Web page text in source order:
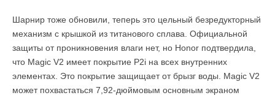
Шарнир тоже обновили, теперь это цельный безредукторный
механизм с крышкой из титанового сплава. Официальной
защиты от проникновения влаги нет, но Honor подтвердила,
что Magic V2 имеет покрытие P2i на всех внутренних
элементах. Это покрытие защищает от брызг воды. Magic V2
может похвастаться 7,92-дюймовым основным экраном